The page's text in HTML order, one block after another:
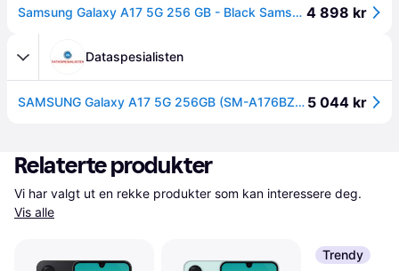
Samsung Galaxy A17 5G 256 GB - Black Samsung 4 898 kr
Dataspesialisten
SAMSUNG Galaxy A17 5G 256GB (SM-A176BZKDEUB) 5 044 kr
Relaterte produkter
Vis alle
Trendy